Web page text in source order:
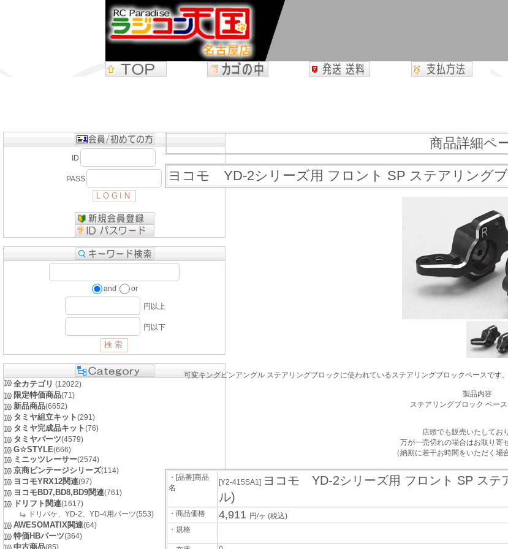
ID
PASS
and or
円以上
円以下
全カテゴリ (12022)
限定特価商品(71)
新品商品(6652)
タミヤ組立キット(291)
タミヤ完成品キット(76)
タミヤパーツ(4579)
G☆STYLE(666)
ミニッツレーサー(2574)
京商ビンテージシリーズ(114)
ヨコモYRX12関連(97)
ヨコモBD7,BD8,BD9関連(761)
ドリフト関連(1617)
ドリパケ、YD-2、YD-4用パーツ(553)
AWESOMATIX関連(64)
特価HBパーツ(364)
中古商品(85)
商品詳細ペ
ヨコモ YD-2シリーズ用 フロント SP ステアリング
可変キングピンアングル ステアリングブロックに使われているステアリングブロックベースです
製品内容
ステアリングブロック ベー
店頭でも販売いたしてお
万が一売切れの場合はお取り寄
（納期に若干お時間をいただく場
・[品番]商品
名
[Y2-415SA1] ヨコモ YD-2シリーズ用 フロント SP ステ
ル)
・商品価格 4,911 円/ヶ (税込)
・規格